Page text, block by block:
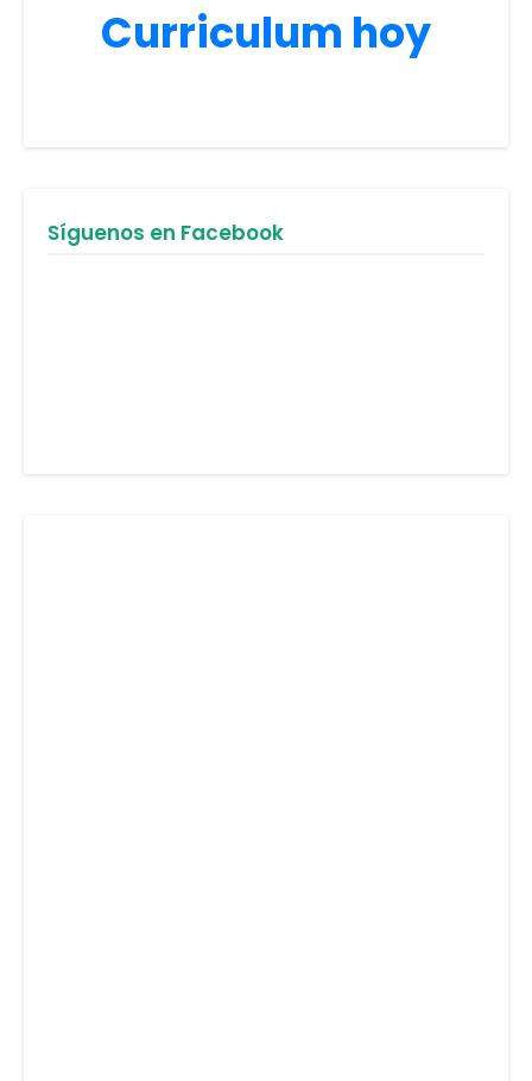
Curriculum hoy
Síguenos en Facebook